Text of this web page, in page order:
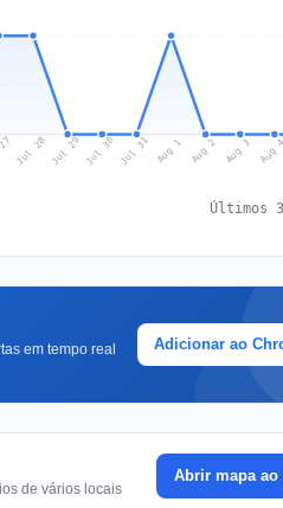
Jul 28 Jul 29 Jul 30 Jul 31 Aug 1 Aug 2 Aug 3 Aug 4
Últimos
em tempo real
Adicionar ao
de vários locais
Abrir mapa ao